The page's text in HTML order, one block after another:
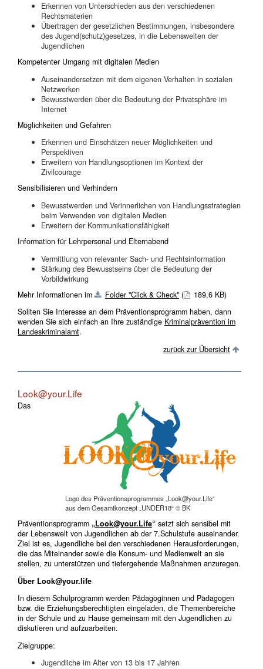
Erkennen von Unterschieden aus den verschiedenen
Rechtsmaterien
Übertragen der gesetzlichen Bestimmungen, insbesondere
des Jugend(schutz)gesetzes, in die Lebenswelten der
Jugendlichen
Kompetenter Umgang mit digitalen Medien
Auseinandersetzen mit dem eigenen Verhalten in sozialen
Netzwerken
Bewusstwerden über die Bedeutung der Privatsphäre im
Internet
Möglichkeiten und Gefahren
Erkennen und Einschätzen neuer Möglichkeiten und
Perspektiven
Erweitern von Handlungsoptionen im Kontext der
Zivilcourage
Sensibilisieren und Verhindern
Bewusstwerden und Verinnerlichen von Handlungsstrategien
beim Verwenden von digitalen Medien
Erweitern der Kommunikationsfähigkeit
Information für Lehrpersonal und Elternabend
Vermittlung von relevanter Sach- und Rechtsinformation
Stärkung des Bewusstseins über die Bedeutung der
Vorbildwirkung
Mehr Informationen im
Folder "Click & Check" (
189,6 KB)
Sollten Sie Interesse an dem Präventionsprogramm haben, dann
wenden Sie sich einfach an Ihre zuständige Kriminalprävention im
Landeskriminalamt.
zurück zur Übersicht
Look@your.Life
Logo des Präventionsprogrammes „Look@your.Life“
aus dem Gesamtkonzept „UNDER18“ © BK
Das
Präventionsprogramm „Look@your.Life“ setzt sich sensibel mit
der Lebenswelt von Jugendlichen ab der 7.Schulstufe auseinander.
Ziel ist es, Jugendliche bei den verschiedenen Herausforderungen,
die das Miteinander sowie die Konsum- und Medienwelt an sie
stellen, zu unterstützen und tiefergehende Maßnahmen anzuregen.
Über Look@your.life
In diesem Schulprogramm werden Pädagoginnen und Pädagogen
bzw. die Erziehungsberechtigten eingeladen, die Themenbereiche
in der Schule und zu Hause gemeinsam mit den Jugendlichen zu
diskutieren und aufzuarbeiten.
Zielgruppe:
Jugendliche im Alter von 13 bis 17 Jahren